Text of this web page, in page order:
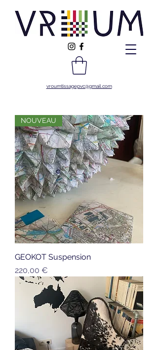
vroumtissagepvc@gmail.com
NOUVEAU
GEOKOT Suspension
Prix
220,00 €